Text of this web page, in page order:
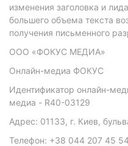
изменения заголовка и
большего объема текста
получения письменного
ООО «ФОКУС МЕДИА»
Онлайн-медиа ФОКУС
Идентификатор онлайн-
медиа - R40-03129
Адрес: 01133, г. Киев,
Телефон: +38 044 207 45 54